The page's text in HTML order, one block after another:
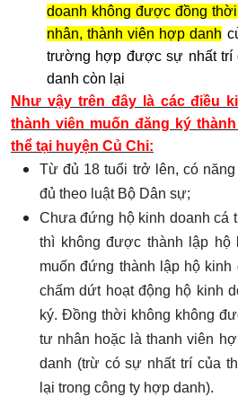
doanh không được đồng
nhân, thành viên hợp danh
trường hợp được sự nhất trí
danh còn lại
Như vậy trên đây là các điều
thành viên muốn đăng ký
thể tại huyện Củ Chi:
Từ đủ 18 tuổi trở lên, có
đủ theo luật Bộ Dân sự;
Chưa đứng hộ kinh doanh cá
thì không được thành lập hộ
muốn đứng thành lập hộ
chấm dứt hoạt động hộ kinh
ký. Đồng thời không không
tư nhân hoặc là thanh viên
danh (trừ có sự nhất trí của
lại trong công ty hợp danh).